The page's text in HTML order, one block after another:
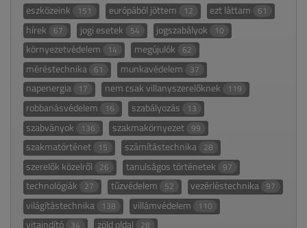
eszközeink 151 európából jöttem 12 ezt láttam 61
hírek 67 jogi esetek 54 jogszabályok 10
környezetvédelem 14 megújulók 62
méréstechnika 61 munkavédelem 37
napenergia 17 nem csak villanyszerelőknek 119
robbanásvédelem 16 szabályozás 13
szabványok 136 szakmakörnyezet 99
szakmatörténet 15 számítástechnika 28
szerelők közelről 26 tanulságos történetek 97
technológiák 27 tűzvédelem 52 vezérléstechnika 97
világítástechnika 138 villámvédelem 110
vitaindító 34 zöld oldal 28